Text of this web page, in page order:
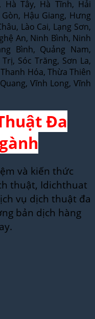
Hà Tây, Hà Tĩnh, Hải
Hậu Giang, Hưng
Lào Cai, Lạng Sơn,
An, Ninh Bình, Ninh
Bình, Quảng Nam,
Sóc Trăng, Sơn La,
Hóa, Thừa Thiên
Vĩnh Long, Vĩnh
Đa
và kiến thức
thuật, Idichthuat
vụ dịch thuật đa
bản dịch hàng